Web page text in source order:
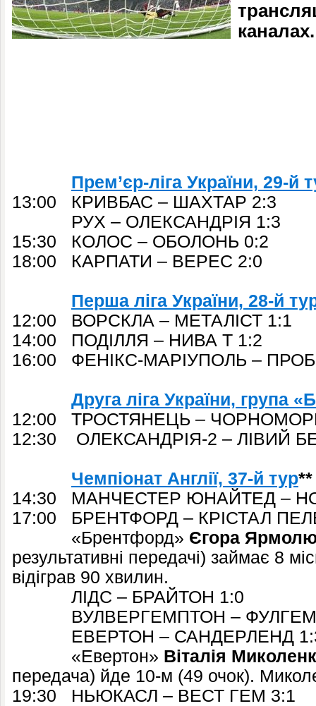
каналах.
Прем’єр-ліга України, 29-й
13:00 КРИВБАС – ШАХТАР 2:3
РУХ – ОЛЕКСАНДРІЯ 1:3
15:30 КОЛОС – ОБОЛОНЬ 0:2
18:00 КАРПАТИ – ВЕРЕС 2:0
Перша ліга України, 28-й
12:00 ВОРСКЛА – МЕТАЛІСТ 1:1
14:00 ПОДІЛЛЯ – НИВА Т 1:2
16:00 ФЕНІКС-МАРІУПОЛЬ –
Друга ліга України, група
12:00 ТРОСТЯНЕЦЬ –
12:30 ОЛЕКСАНДРІЯ-2 – ЛІВИЙ
Чемпіонат Англії, 37-й тур**
14:30 МАНЧЕСТЕР ЮНАЙТЕД –
17:00 БРЕНТФОРД – КРІСТАЛ
«Брентфорд» Єгора
результативні передачі) займає 8
відіграв 90 хвилин.
ЛІДС – БРАЙТОН 1:0
ВУЛВЕРГЕМПТОН – ФУЛГЕМ
ЕВЕРТОН – САНДЕРЛЕНД
«Евертон» Віталія
передача) йде 10-м (49 очок).
19:30 НЬЮКАСЛ – ВЕСТ ГЕМ 3:1